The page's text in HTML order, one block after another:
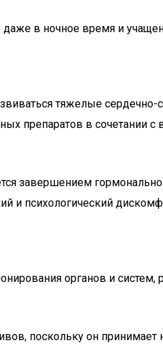
в ночное время и
тяжелые сердечно-
препаратов в сочетании
завершением
и психологический
органов и систем,
поскольку он